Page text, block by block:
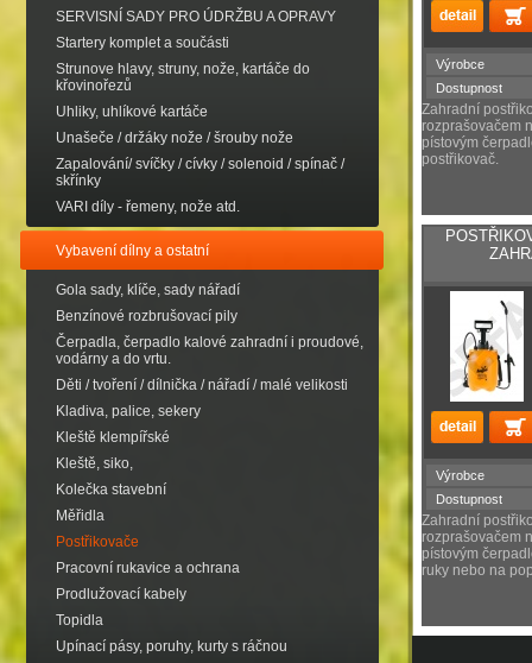
SERVISNÍ SADY PRO ÚDRŽBU A OPRAVY
Startery komplet a součásti
Strunove hlavy, struny, nože, kartáče do
křovinořezů
Uhliky, uhlíkové kartáče
Unašeče / držáky nože / šrouby nože
Zapalování/ svíčky / cívky / solenoid / spínač /
skřínky
VARI díly - řemeny, nože atd.
Vybavení dílny a ostatní
Gola sady, klíče, sady nářadí
Benzínové rozbrušovací pily
Čerpadla, čerpadlo kalové zahradní i proudové,
vodárny a do vrtu.
Děti / tvoření / dílnička / nářadí / malé velikosti
Kladiva, palice, sekery
Kleště klempířské
Kleště, siko,
Kolečka stavební
Měřidla
Postřikovače
Pracovní rukavice a ochrana
Prodlužovací kabely
Topidla
Upínací pásy, poruhy, kurty s ráčnou
Výrobce
Dostupnost
Zahradní
rozprašovačem
pístovým
postřikovač.
Výrobce
Dostupnost
Zahradní
rozprašovačem
pístovým
ruky nebo na